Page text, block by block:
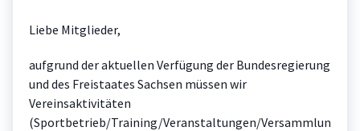
Liebe Mitglieder,
aufgrund der aktuellen Verfügung der Bundesregierung
und des Freistaates Sachsen müssen wir
Vereinsaktivitäten
(Sportbetrieb/Training/Veranstaltungen/Versammlun